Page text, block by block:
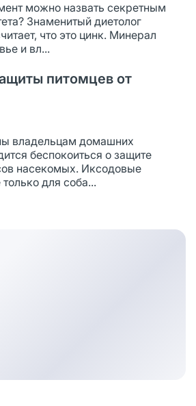
можно назвать секретным
Знаменитый диетолог
что это цинк. Минерал
и вл...
питомцев от
владельцам домашних
беспокоиться о защите
насекомых. Иксодовые
для соба...